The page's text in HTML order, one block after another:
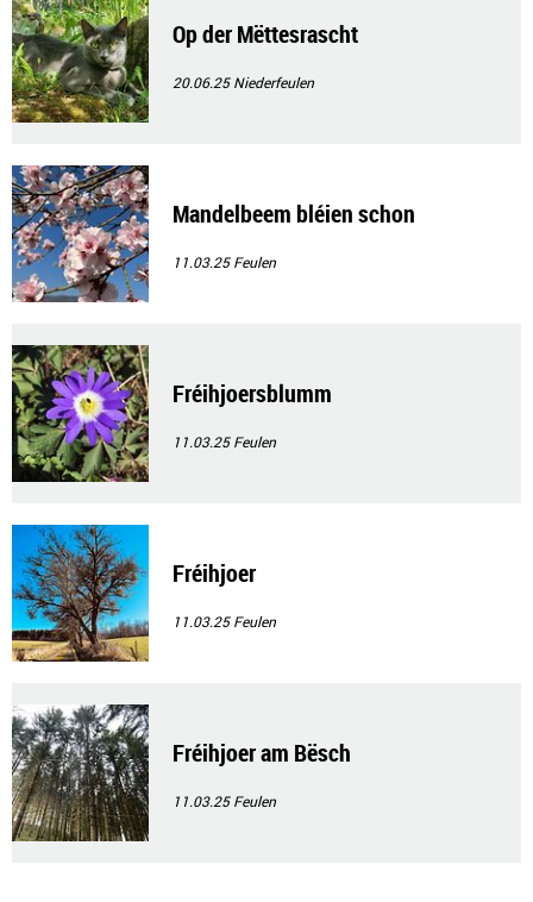
Op der Mëttesrascht
20.06.25Niederfeulen
Mandelbeem bléien schon
11.03.25Feulen
Fréihjoersblumm
11.03.25Feulen
Fréihjoer
11.03.25Feulen
Fréihjoer am Bësch
11.03.25Feulen